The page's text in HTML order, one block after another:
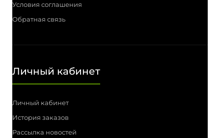
Условия соглашения
Обратная связь
Личный кабинет
Личный кабинет
История заказов
Рассылка новостей